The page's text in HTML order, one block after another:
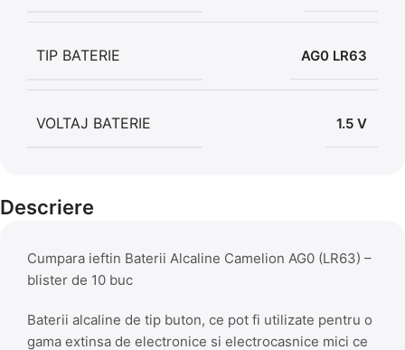
TIP BATERIE AG0 LR63
VOLTAJ BATERIE 1.5 V
Descriere
Cumpara ieftin Baterii Alcaline Camelion AG0 (LR63) –
blister de 10 buc
Baterii alcaline de tip buton, ce pot fi utilizate pentru o
gama extinsa de electronice si electrocasnice mici ce